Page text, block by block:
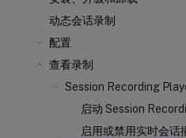
动态会话录制
配置
查看录制
Session Recording
启动 Session
启用或禁用实时会话